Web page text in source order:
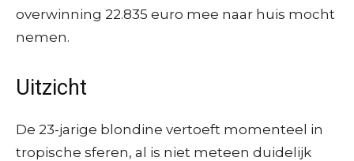
overwinning 22.835 euro mee naar huis mocht
nemen.
Uitzicht
De 23-jarige blondine vertoeft momenteel in
tropische sferen, al is niet meteen duidelijk